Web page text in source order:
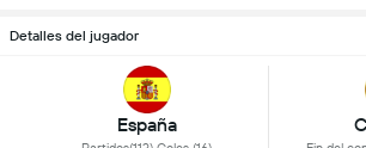
Detalles del jugador
España